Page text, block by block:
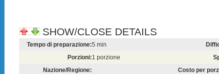
SHOW/CLOSE DETAILS
Tempo di preparazione:5 min
Porzioni:1 porzione
Nazione/Regione:
Costo per